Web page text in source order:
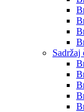
Sadržaj